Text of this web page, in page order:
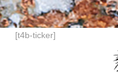
[t4b-ticker]